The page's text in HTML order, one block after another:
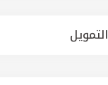
التمويل